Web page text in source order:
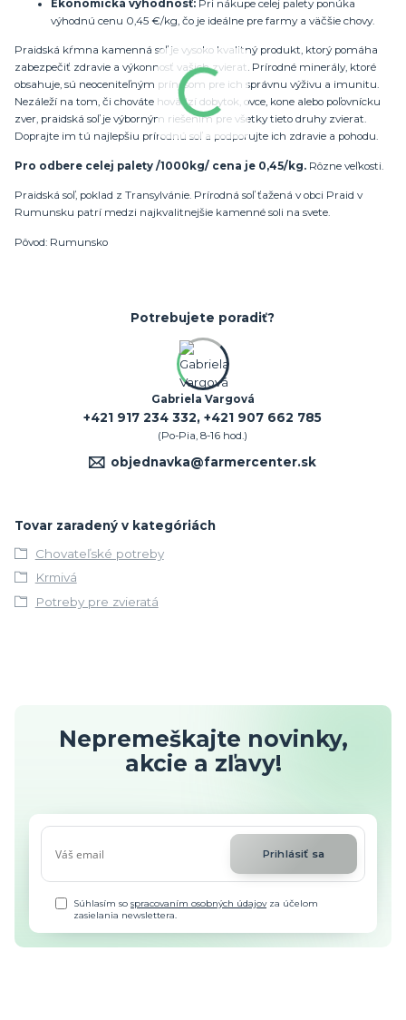
Ekonomická výhodnosť: Pri nákupe celej palety ponúka
výhodnú cenu 0,45 €/kg, čo je ideálne pre farmy a väčšie chovy.
Praidská kŕmna kamenná soľ je vysoko kvalitný produkt, ktorý pomáha
zabezpečiť zdravie a výkonnosť vašich zvierat. Prírodné minerály, ktoré
obsahuje, sú neoceniteľným prínosom pre ich správnu výživu a imunitu.
Nezáleží na tom, či chováte hovädzí dobytok, ovce, kone alebo poľovnícku
zver, praidská soľ je výborným riešením pre všetky tieto druhy zvierat.
Doprajte im tú najlepšiu prírodnú soľ a podporujte ich zdravie a pohodu.
Pro odbere celej palety /1000kg/ cena je 0,45/kg. Rôzne veľkosti.
Praidská soľ, poklad z Transylvánie. Prírodná soľ ťažená v obci Praid v
Rumunsku patrí medzi najkvalitnejšie kamenné soli na svete.
Pôvod: Rumunsko
Potrebujete poradiť?
Gabriela Vargová
+421 917 234 332, +421 907 662 785
(Po-Pia, 8-16 hod.)
objednavka@farmercenter.sk
Tovar zaradený v kategóriách
Chovateľské potreby
Krmivá
Potreby pre zvieratá
Nepremeškajte novinky,
akcie a zľavy!
Prihlásiť sa
Súhlasím sospracovaním osobných údajovza účelom
zasielania newslettera.